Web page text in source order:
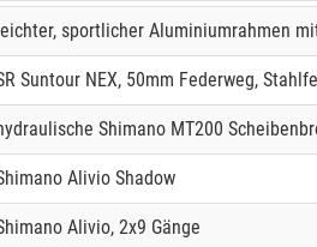
sportlicher Aluminiumrahmen
Suntour NEX, 50mm Federweg,
Shimano MT200
Alivio Shadow
Alivio, 2x9 Gänge